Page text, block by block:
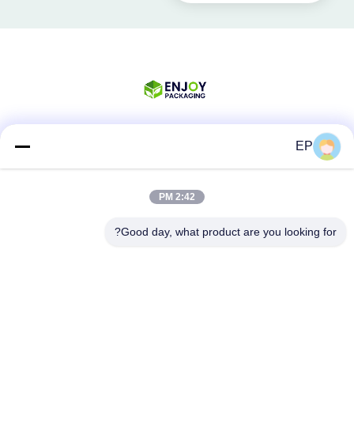
تماس سریع
EP
2:42 PM
Good day, what product are you looking for?